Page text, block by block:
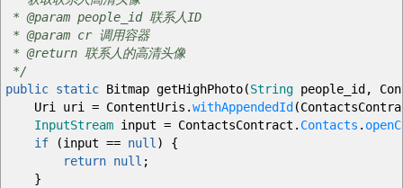
* @param people_id 联系人ID
* @param cr 调用容器
* @return 联系人的高清头像
*/
public static Bitmap getHighPhoto(String people_id,
Uri uri = ContentUris.withAppendedId (
InputStream input = ContactsContract. Contacts .
if
(input == null )
{
return null ;
}